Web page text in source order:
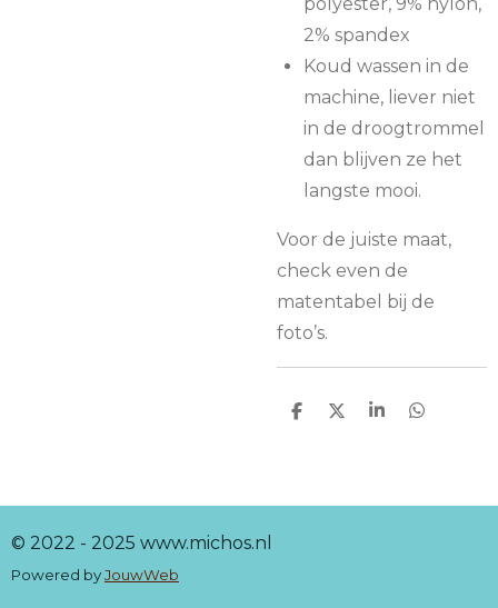
2% spandex
Koud wassen in de
machine, liever niet
in de droogtrommel
dan blijven ze het
langste mooi.
Voor de juiste maat,
check even de
matentabel bij de
foto’s.
D
D
S
D
© 2022 - 2025 www.michos.nl
Powered byJouwWeb